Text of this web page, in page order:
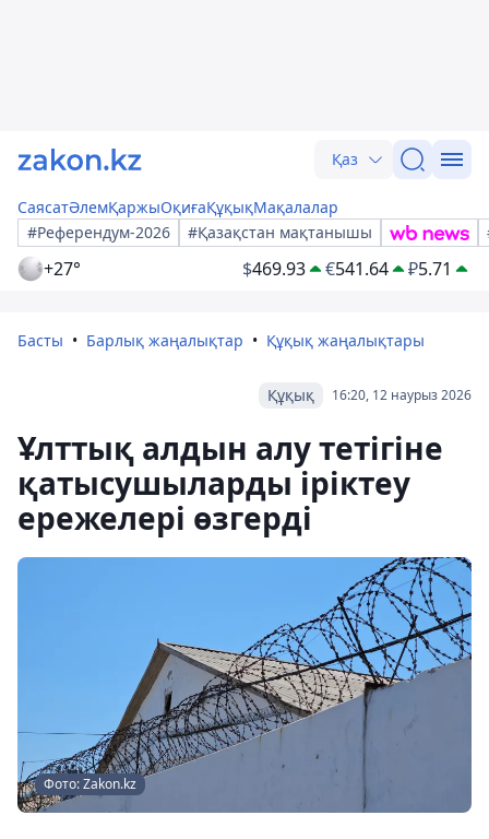
Қаз
СаясатӘлемҚаржыОқиғаҚұқықМақалалар
#Референдум-2026
#Қазақстан мақтанышы
+27° $469.93 €541.64 ₽5.71
Басты Барлық жаңалықтар Құқық жаңалықтары
16:20, 12 наурыз 2026
Құқық
Ұлттық алдын алу тетігіне
қатысушыларды іріктеу
ережелері өзгерді
Фото: Zakon.kz